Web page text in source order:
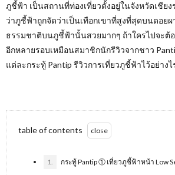
ภูชี้ฟ้า เป็นสถานที่ท่องเที่ยวตั้งอยู่ในจังหวัดเชีย
ว่าภูชี้ฟ้าถูกจัดว่าเป็นเทือกเขาที่สูงที่สุดบนดอย
ธรรมชาติบนภูชี้ฟ้านั้นสวยมากๆ ถ้าใครไปจะต้
อีกหลายรอบเหมือนสมาชิกนักรีวิวจากชาว
แต่ละกระทู้ Pantip รีวิวการเที่ยวภูชี้ฟ้าไว้อย่าง
table of contents
1. กระทู้ Pantip ① เที่ยวภูชี้ฟ้าหน้า Low